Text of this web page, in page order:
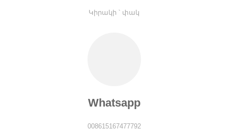
Կիրակի ՝ փակ
Whatsapp
008615167477792